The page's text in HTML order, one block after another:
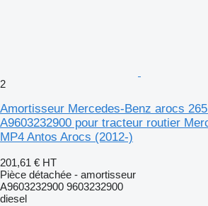
2
Amortisseur Mercedes-Benz arocs
A9603232900 pour tracteur routier
MP4 Antos Arocs (2012-)
201,61 € HT
Pièce détachée - amortisseur
A9603232900 9603232900
diesel